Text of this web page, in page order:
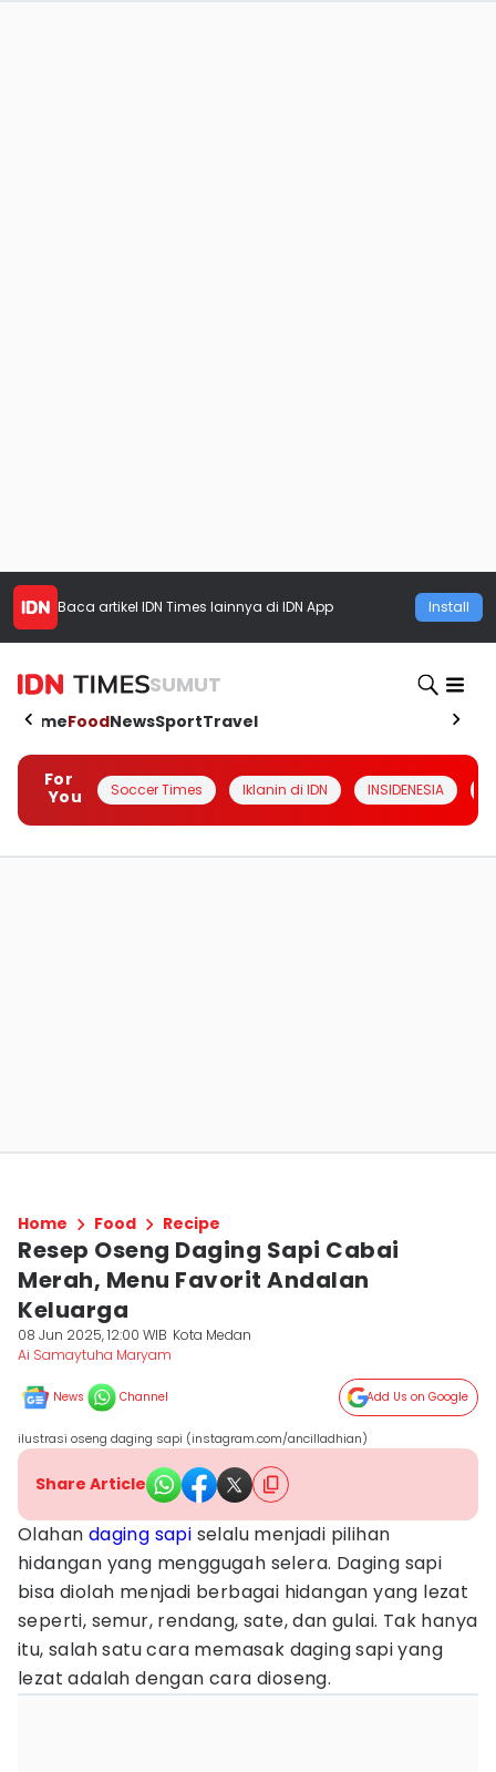
Baca artikel IDN Times lainnya di IDN App Install
SUMUT
HomeFoodNewsSportTravel
For
You
Soccer Times Iklanin di IDN INSIDENESIA
Home Food Recipe
Resep Oseng Daging Sapi Cabai
Merah, Menu Favorit Andalan
Keluarga
08 Jun 2025, 12:00 WIB Kota Medan
Ai Samaytuha Maryam
News Channel Add Us on Google
ilustrasi oseng daging sapi (instagram.com/ancilladhian)
Share Article
Olahan daging sapi selalu menjadi pilihan
hidangan yang menggugah selera. Daging sapi
bisa diolah menjadi berbagai hidangan yang lezat
seperti, semur, rendang, sate, dan gulai. Tak hanya
itu, salah satu cara memasak daging sapi yang
lezat adalah dengan cara dioseng.